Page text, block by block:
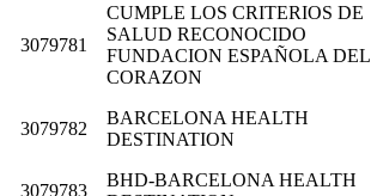
3079781
CUMPLE LOS CRITERIOS DE
SALUD RECONOCIDO
FUNDACION ESPAÑOLA DEL
CORAZON
3079782
BARCELONA HEALTH
DESTINATION
3079783
BHD-BARCELONA HEALTH